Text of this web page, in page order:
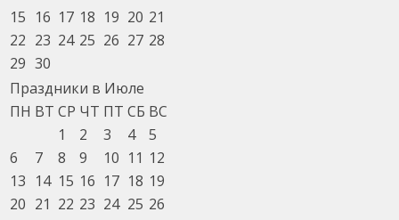
15 16 17 18 19 20 21
22 23 24 25 26 27 28
29 30
Праздники в Июле
ПН ВТ СР ЧТ ПТ СБ ВС
1
2 3 4
5
6
7 8 9 10 11 12
13 14 15 16 17 18 19
20 21 22 23 24 25 26